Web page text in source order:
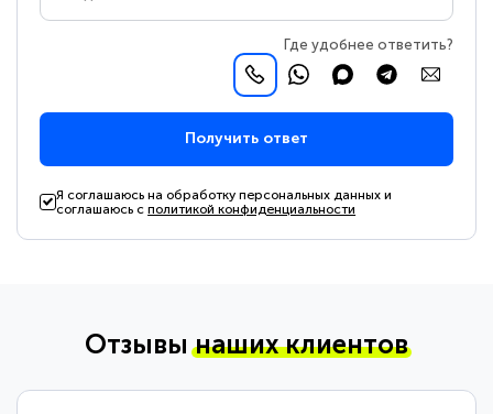
Где удобнее ответить?
Получить ответ
Я соглашаюсь на обработку персональных данных и
соглашаюсь сполитикой конфиденциальности
Отзывынаших клиентов